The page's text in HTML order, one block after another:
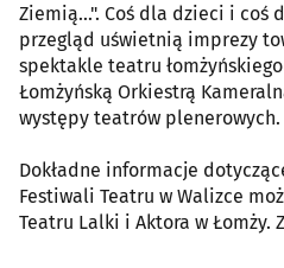
Ziemią...". Coś dla dzieci i coś
przegląd uświetnią imprezy
spektakle teatru
Łomżyńską Orkiestrą
występy teatrów plenerowych.
Dokładne informacje
Festiwali Teatru w Walizce
Teatru Lalki i Aktora w Łomży.